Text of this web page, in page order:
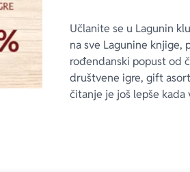
Učlanite se u Lagunin
na sve Lagunine knjige,
rođendanski popust od
društvene igre, gift
čitanje je još lepše kada